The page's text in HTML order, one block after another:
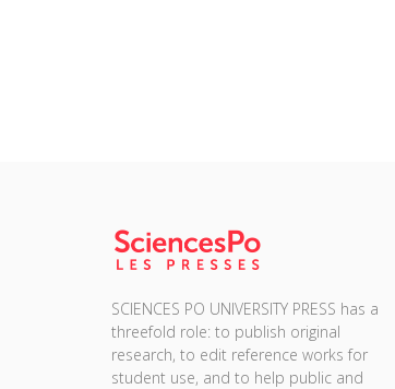
SCIENCES PO UNIVERSITY PRESS has a
threefold role: to publish original
research, to edit reference works for
student use, and to help public and